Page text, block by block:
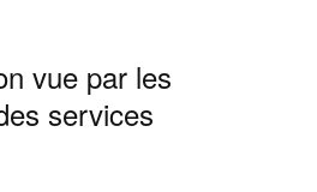
vue par les
services